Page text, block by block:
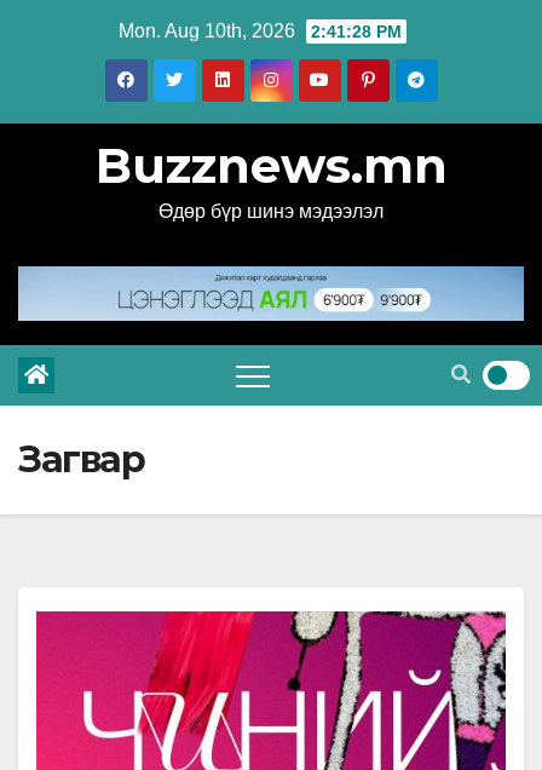
Mon. Aug 10th, 2026 2:41:29 PM
Buzznews.mn
Өдөр бүр шинэ мэдээлэл
Загвар